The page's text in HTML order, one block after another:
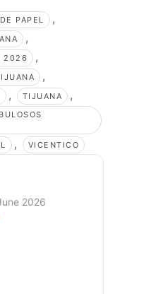
PAPEL ,
,
2026 ,
,
, TIJUANA ,
, VICENTICO
2026